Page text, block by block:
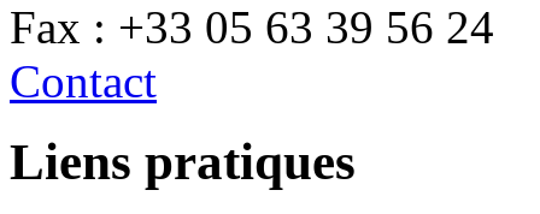
Fax : +33 05 63 39 56 24
Contact
Liens pratiques